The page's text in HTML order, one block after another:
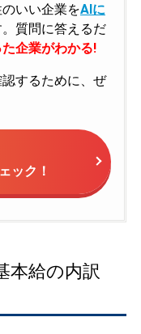
いい企業をAIに
質問に答えるだ
企業がわかる!
するために、ぜ
ック！
本給の内訳